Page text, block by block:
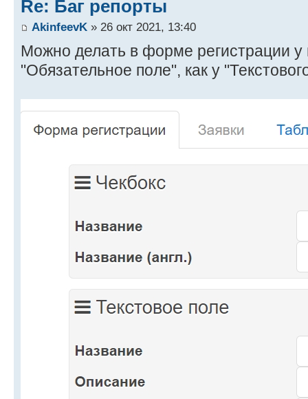
Re: Баг репорты
AkinfeevK » 26 окт 2021, 13:40
Можно делать в форме регистрации у
"Обязательное поле", как у